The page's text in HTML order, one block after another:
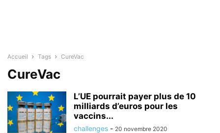
Accueil Tags CureVac
CureVac
L’UE pourrait payer plus de 10
milliards d’euros pour les
vaccins...
challenges - 20 novembre 2020